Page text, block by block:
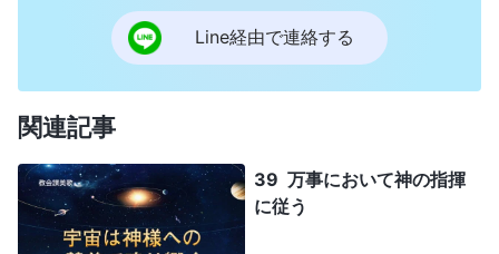
Line経由で連絡する
関連記事
39 万事において神の指揮
に従う